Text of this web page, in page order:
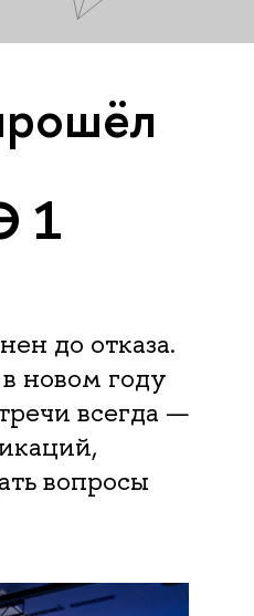
1
до отказа.
новом году
всегда —
вопросы